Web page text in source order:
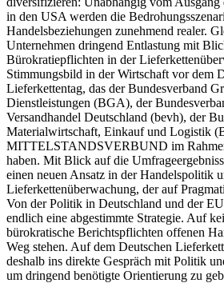
in den USA werden die
Handelsbeziehungen zunehmend realer.
Unternehmen dringend Entlastung mit
Bürokratiepflichten in der
Stimmungsbild in der Wirtschaft vor dem
Lieferkettentag, das der Bundesverband
Dienstleistungen (BGA), der
Versandhandel Deutschland (bevh), der
Materialwirtschaft, Einkauf und Logistik
MITTELSTANDSVERBUND im
haben. Mit Blick auf die
einen neuen Ansatz in der Handelspolitik
Lieferkettenüberwachung, der auf
Von der Politik in Deutschland und der
endlich eine abgestimmte Strategie. Auf
bürokratische Berichtspflichten offenen
Weg stehen. Auf dem Deutschen
deshalb ins direkte Gespräch mit Politik
um dringend benötigte Orientierung zu